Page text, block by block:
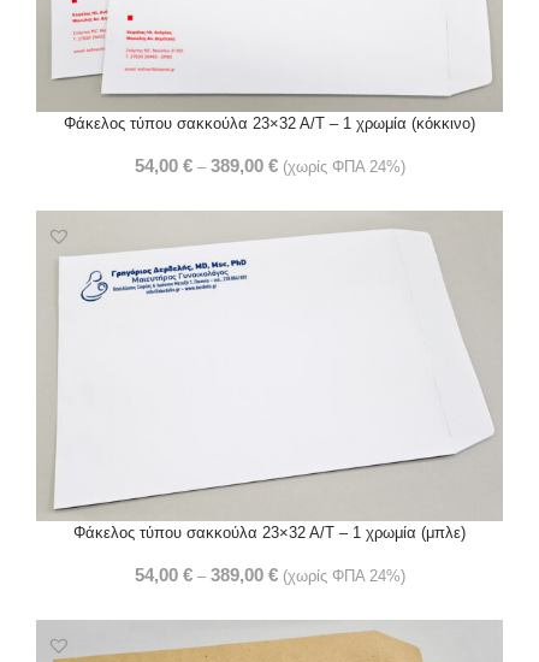
Φάκελος τύπου σακκούλα 23×32 Α/Τ – 1 χρωμία (κόκκινο)
54,00 € – 389,00 € (χωρίς ΦΠΑ 24%)
Φάκελος τύπου σακκούλα 23×32 Α/Τ – 1 χρωμία (μπλε)
54,00 € – 389,00 € (χωρίς ΦΠΑ 24%)